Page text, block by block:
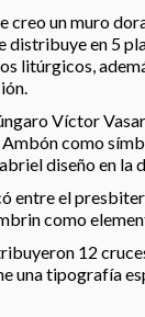
creo un muro
distribuye en 5
litúrgicos,
Víctor
Ambón como
diseño en la
entre el
como
12
una tipografía